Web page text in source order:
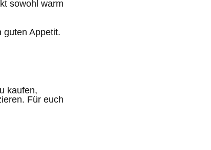
sowohl warm
guten Appetit.
kaufen,
Für euch